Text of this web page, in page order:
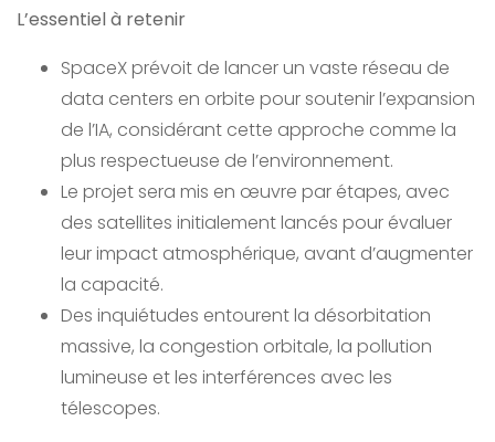
L’essentiel à retenir
SpaceX prévoit de lancer un vaste réseau de
data centers en orbite pour soutenir l’expansion
de l’IA, considérant cette approche comme la
plus respectueuse de l’environnement.
Le projet sera mis en œuvre par étapes, avec
des satellites initialement lancés pour évaluer
leur impact atmosphérique, avant d’augmenter
la capacité.
Des inquiétudes entourent la désorbitation
massive, la congestion orbitale, la pollution
lumineuse et les interférences avec les
télescopes.